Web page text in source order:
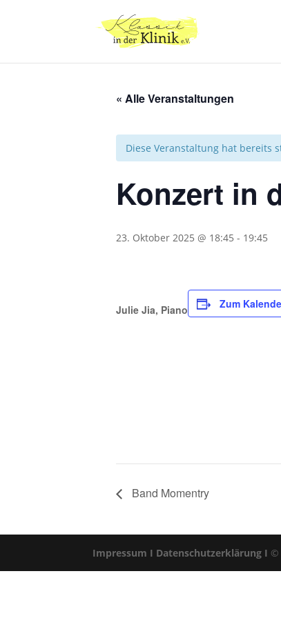
« Alle Veranstaltungen
Diese Veranstaltung hat bereits
Konzert in
23. Oktober 2025 @ 18:45 - 19:45
Julie Jia, Piano Zum
Band Momentry
Impressum I Datenschutzerklärung I ©